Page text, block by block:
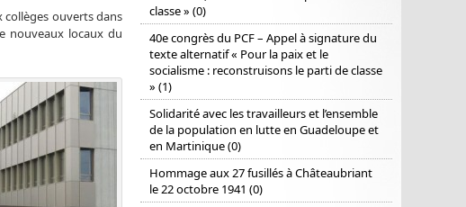
ouverts dans
nouveaux locaux du
classe » (0)
40e congrès du PCF – Appel à signature du
texte alternatif « Pour la paix et le
socialisme : reconstruisons le parti de classe
» (1)
Solidarité avec les travailleurs et l’ensemble
de la population en lutte en Guadeloupe et
en Martinique (0)
Hommage aux 27 fusillés à Châteaubriant
le 22 octobre 1941 (0)